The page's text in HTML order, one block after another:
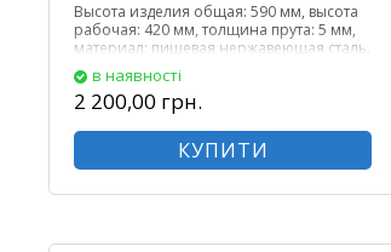
Высота изделия общая: 590 мм, высота
рабочая: 420 мм, толщина прута: 5 мм,
материал: пищевая нержавеющая сталь.
в наявності
2 200,00 грн.
КУПИТИ